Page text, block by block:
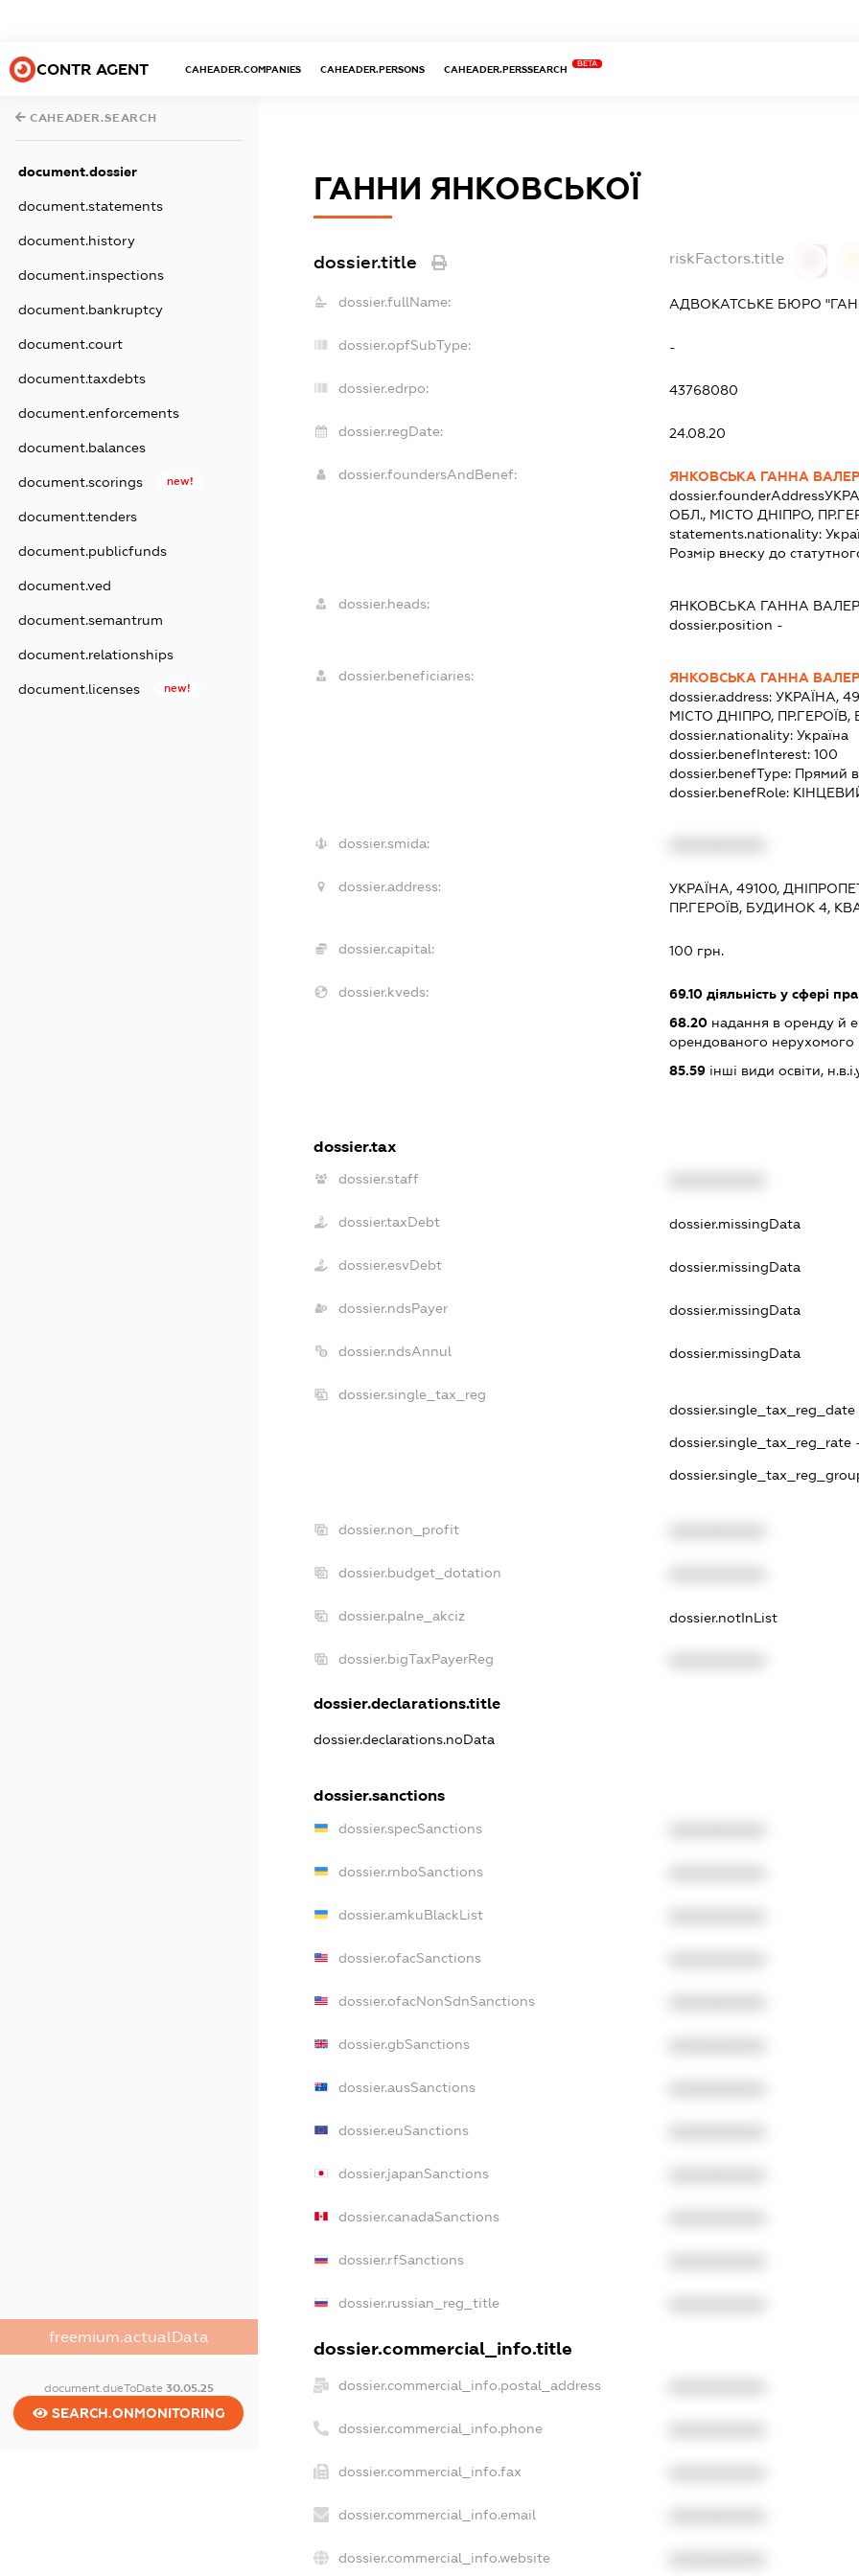
CONTR AGENT CAHEADER.COMPANIES CAHEADER.PERSONS CAHEADER.PERSSEARCH
BETA
CAHEADER.SEARCH
document.dossier
document.statements
document.history
document.inspections
document.bankruptcy
document.court
document.taxdebts
document.enforcements
document.balances
document.scorings new!
document.tenders
document.publicfunds
document.ved
document.semantrum
document.relationships
document.licenses new!
freemium.actualData
document.dueToDate 30.05.25
SEARCH.ONMONITORING
ГАННИ ЯНКОВСЬКОЇ
dossier.title riskFactors.title
dossier.fullName: АДВОКАТСЬКЕ БЮРО
dossier.opfSubType: -
dossier.edrpo: 43768080
dossier.regDate: 24.08.20
dossier.foundersAndBenef:
ЯНКОВСЬКА ГАННА
dossier.founderAddress
ОБЛ., МІСТО ДНІПРО,
statements.nationality:
Розмір внеску до
dossier.heads: ЯНКОВСЬКА ГАННА
dossier.position -
dossier.beneficiaries:
ЯНКОВСЬКА ГАННА
dossier.address: УКРАЇНА,
МІСТО ДНІПРО, ПР.ГЕРОЇВ,
dossier.nationality: Україна
dossier.benefInterest: 100
dossier.benefType: Прямий
dossier.benefRole:
dossier.smida:
dossier.address:
УКРАЇНА, 49100,
ПР.ГЕРОЇВ, БУДИНОК 4,
dossier.capital: 100 грн.
dossier.kveds: 69.10діяльність у сфері
68.20надання в оренду й
орендованого нерухомого
85.59інші види освіти,
dossier.tax
dossier.staff
dossier.taxDebt dossier.missingData
dossier.esvDebt dossier.missingData
dossier.ndsPayer dossier.missingData
dossier.ndsAnnul dossier.missingData
dossier.single_tax_reg
dossier.single_tax_reg_date
dossier.single_tax_reg_rate
dossier.non_profit
dossier.budget_dotation
dossier.palne_akciz dossier.notInList
dossier.bigTaxPayerReg
dossier.declarations.title
dossier.declarations.noData
dossier.sanctions
dossier.specSanctions
dossier.rnboSanctions
dossier.amkuBlackList
dossier.ofacSanctions
dossier.ofacNonSdnSanctions
dossier.gbSanctions
dossier.ausSanctions
dossier.euSanctions
dossier.japanSanctions
dossier.canadaSanctions
dossier.rfSanctions
dossier.russian_reg_title
dossier.commercial_info.title
dossier.commercial_info.postal_address
dossier.commercial_info.phone
dossier.commercial_info.fax
dossier.commercial_info.email
dossier.commercial_info.website